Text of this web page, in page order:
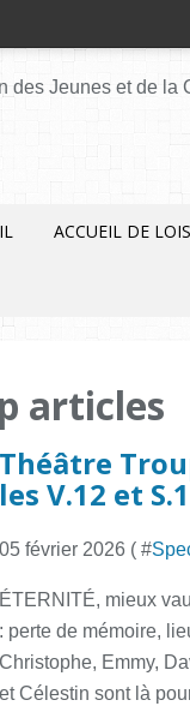
ACCUEIL DE
articles
Théâtre
les V.12 et
05 février 2026 ( #
ÉTERNITÉ, mieux
: perte de mémoire,
Christophe, Emmy,
et Célestin sont là